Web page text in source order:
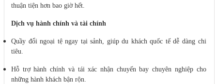
thuận tiện hơn bao giờ hết.
Dịch vụ hành chính và tài chính
Quầy đổi ngoại tệ ngay tại sảnh, giúp du khách quốc tế dễ dàng chi
tiêu.
Hỗ trợ hành chính và tái xác nhận chuyến bay chuyên nghiệp cho
những hành khách bận rộn.